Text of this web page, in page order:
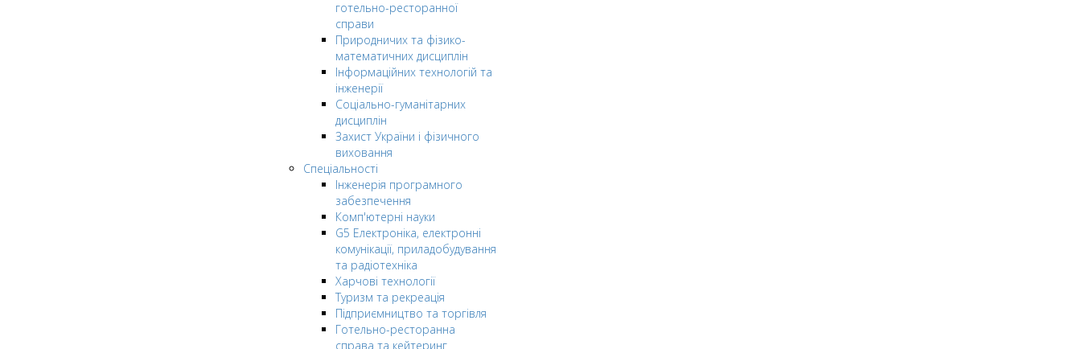
готельно-ресторанної
справи
Природничих та фізико-
математичних дисциплін
Інформаційних технологій та
інженерії
Соціально-гуманітарних
дисциплін
Захист України і фізичного
виховання
Спеціальності
Інженерія програмного
забезпечення
Комп'ютерні науки
G5 Електроніка, електронні
комунікації, приладобудування
та радіотехніка
Харчові технології
Туризм та рекреація
Підприємництво та торгівля
Готельно-ресторанна
справа та кейтеринг